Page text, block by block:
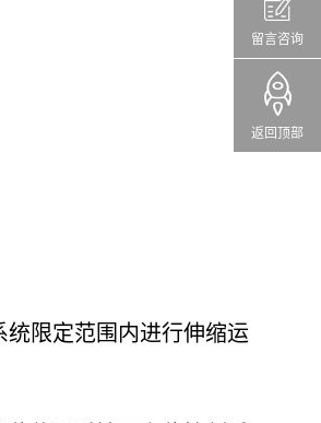
留言咨询
返回顶部
限定范围内进行伸缩运